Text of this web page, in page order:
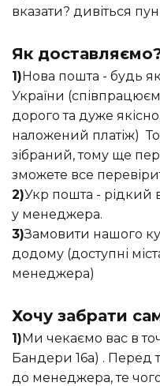
вказати? дивіться
Як
1)Нова пошта - будь
України
дорого та дуже
наложений платіж)
зібраний, тому ще
зможете все
2)Укр пошта - рідкий
у менеджера.
3)Замовити нашого
додому (доступні
менеджера)
Хочу забрати
1)Ми чекаємо вас в
Бандери 16а) . Перед
до менеджера, те